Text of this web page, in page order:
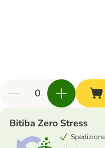
Bitiba Zero Stress